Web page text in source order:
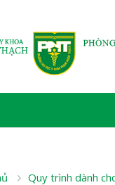
Quy trình dành